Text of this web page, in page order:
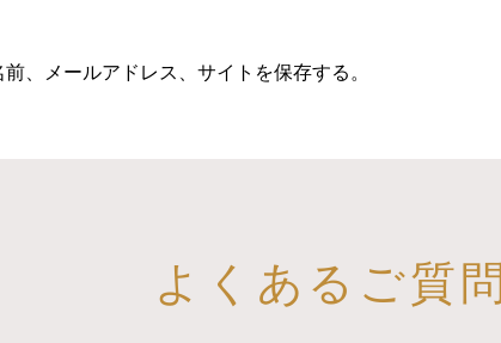
、メールアドレス、サイトを保存する。
よくあるご質問